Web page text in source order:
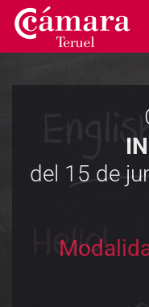
Skip to main content
del 15 de